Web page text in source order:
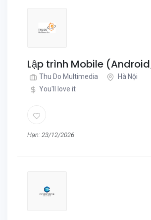
Lập trình Mobile
Thu Do Multimedia
Hà Nội
You'll love it
Hạn: 23/12/2026